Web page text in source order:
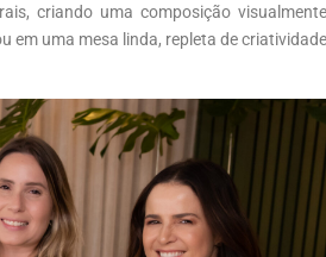
criando uma composição visualmente
em uma mesa linda, repleta de criatividade